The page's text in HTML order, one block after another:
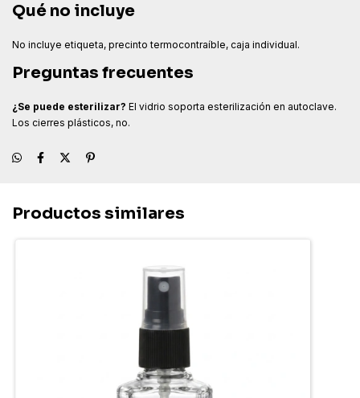
Qué no incluye
No incluye etiqueta, precinto termocontraíble, caja individual.
Preguntas frecuentes
¿Se puede esterilizar? El vidrio soporta esterilización en autoclave.
Los cierres plásticos, no.
Productos similares